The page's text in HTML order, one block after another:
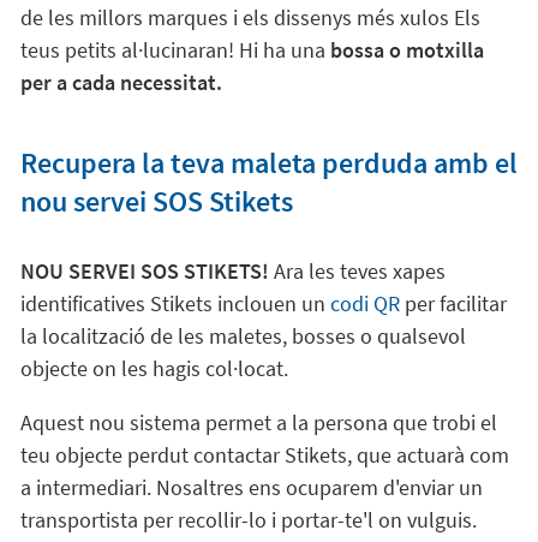
de les millors marques i els dissenys més xulos Els
teus petits al·lucinaran! Hi ha una bossa o motxilla
per a cada necessitat.
Recupera la teva maleta perduda amb el
nou servei SOS Stikets
NOU SERVEI SOS STIKETS! Ara les teves xapes
identificatives Stikets inclouen un codi QRper facilitar
la localització de les maletes, bosses o qualsevol
objecte on les hagis col·locat.
Aquest nou sistema permet a la persona que trobi el
teu objecte perdut contactar Stikets, que actuarà com
a intermediari. Nosaltres ens ocuparem d'enviar un
transportista per recollir-lo i portar-te'l on vulguis.